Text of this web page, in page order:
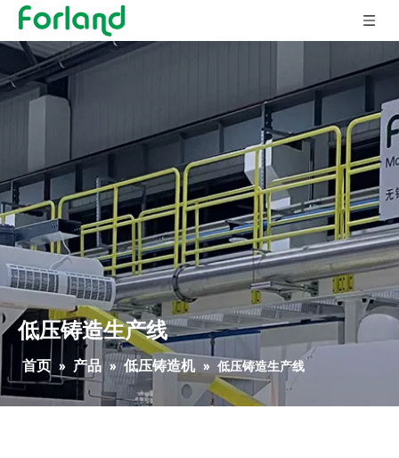
低压铸造生产线
首页 » 产品 » 低压铸造机 » 低压铸造生产线